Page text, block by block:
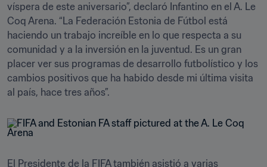
víspera de este aniversario”, declaró Infantino en el A. Le
Coq Arena. “La Federación Estonia de Fútbol está
haciendo un trabajo increíble en lo que respecta a su
comunidad y a la inversión en la juventud. Es un gran
placer ver sus programas de desarrollo futbolístico y los
cambios positivos que ha habido desde mi última visita
al país, hace tres años”.
El Presidente de la FIFA también asistió a varias